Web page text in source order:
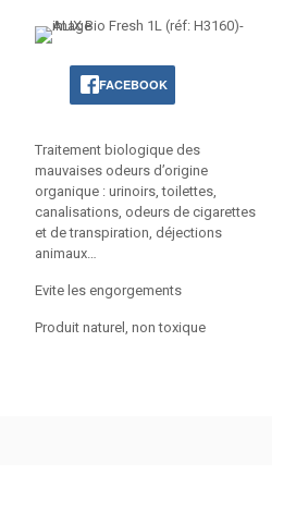
FACEBOOK
Traitement biologique des
mauvaises odeurs d’origine
organique : urinoirs, toilettes,
canalisations, odeurs de cigarettes
et de transpiration, déjections
animaux…
Evite les engorgements
Produit naturel, non toxique